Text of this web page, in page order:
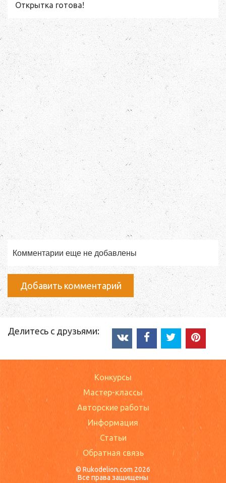
Открытка готова!
Комментарии еще не добавлены
Добавить комментарий
Делитесь с друзьями:
Конкурсы
Мастер-классы
Авторские работы
Информация
Статьи
Обратная связь
© Rukodelion.com 2026
Все права защищены